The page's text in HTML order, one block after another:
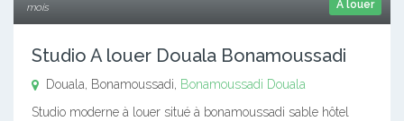
A louer
mois
Studio A louer Douala Bonamoussadi
Douala, Bonamoussadi, Bonamoussadi Douala
Studio moderne à louer situé à bonamoussadi sable hôtel